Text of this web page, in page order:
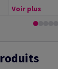
Voir plus